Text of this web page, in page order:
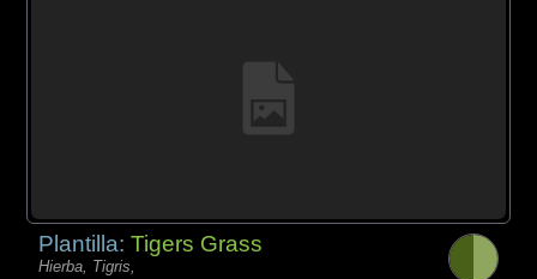
Plantilla:Tigers Grass
Hierba, Tigris,